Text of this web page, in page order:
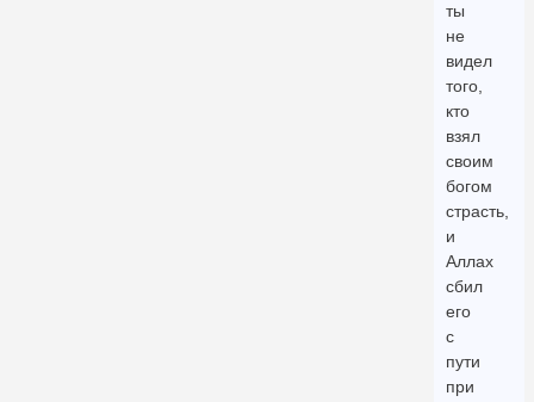
ты
не
видел
того,
кто
взял
своим
богом
страсть,
и
Аллах
сбил
его
с
пути
при